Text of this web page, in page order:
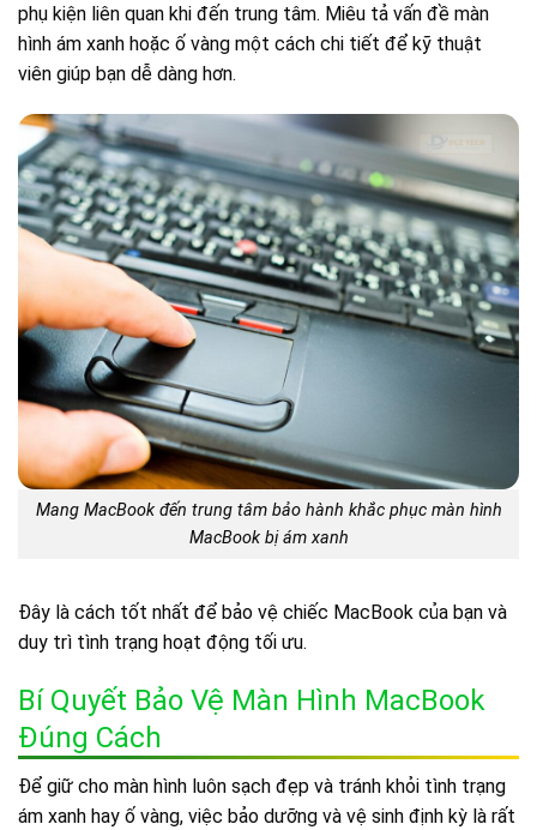
phụ kiện liên quan khi đến trung tâm. Miêu tả vấn đề màn
hình ám xanh hoặc ố vàng một cách chi tiết để kỹ thuật
viên giúp bạn dễ dàng hơn.
Mang MacBook đến trung tâm bảo hành khắc phục màn hình
MacBook bị ám xanh
Đây là cách tốt nhất để bảo vệ chiếc MacBook của bạn và
duy trì tình trạng hoạt động tối ưu.
Bí Quyết Bảo Vệ Màn Hình MacBook
Đúng Cách
Để giữ cho màn hình luôn sạch đẹp và tránh khỏi tình trạng
ám xanh hay ố vàng, việc bảo dưỡng và vệ sinh định kỳ là rất